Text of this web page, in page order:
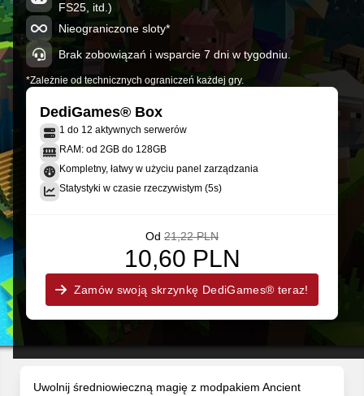
FS25, itd.)
Nieograniczone sloty*
Brak zobowiązań i wsparcie 7 dni w tygodniu.
*Zależnie od technicznych ograniczeń każdej gry.
DediGames® Box
1 do 12 aktywnych serwerów
RAM: od 2GB do 128GB
Kompletny, łatwy w użyciu panel zarządzania
Statystyki w czasie rzeczywistym (5s)
Od 21,22 PLN
10,60 PLN
Zamów swoją skrzynkę DediGames® teraz!
Uwolnij średniowieczną magię z modpakiem Ancient